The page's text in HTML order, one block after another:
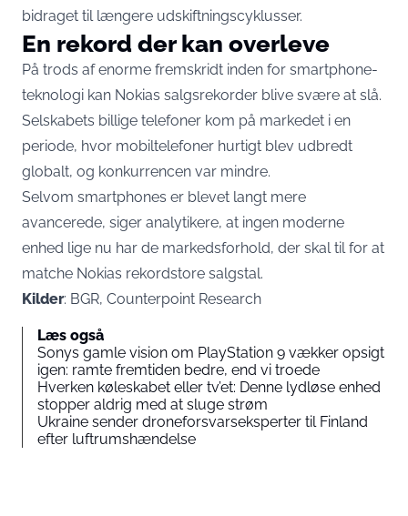
bidraget til længere udskiftningscyklusser.
En rekord der kan overleve
På trods af enorme fremskridt inden for smartphone-
teknologi kan Nokias salgsrekorder blive svære at slå.
Selskabets billige telefoner kom på markedet i en
periode, hvor mobiltelefoner hurtigt blev udbredt
globalt, og konkurrencen var mindre.
Selvom smartphones er blevet langt mere
avancerede, siger analytikere, at ingen moderne
enhed lige nu har de markedsforhold, der skal til for at
matche Nokias rekordstore salgstal.
Kilder: BGR, Counterpoint Research
Læs også
Sonys gamle vision om PlayStation 9 vækker opsigt
igen: ramte fremtiden bedre, end vi troede
Hverken køleskabet eller tv’et: Denne lydløse enhed
stopper aldrig med at sluge strøm
Ukraine sender droneforsvarseksperter til Finland
efter luftrumshændelse